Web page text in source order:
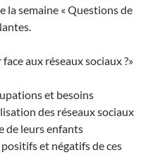
la semaine « Questions de
aux réseaux sociaux ?»
et besoins
des réseaux sociaux
de leurs enfants
et négatifs de ces